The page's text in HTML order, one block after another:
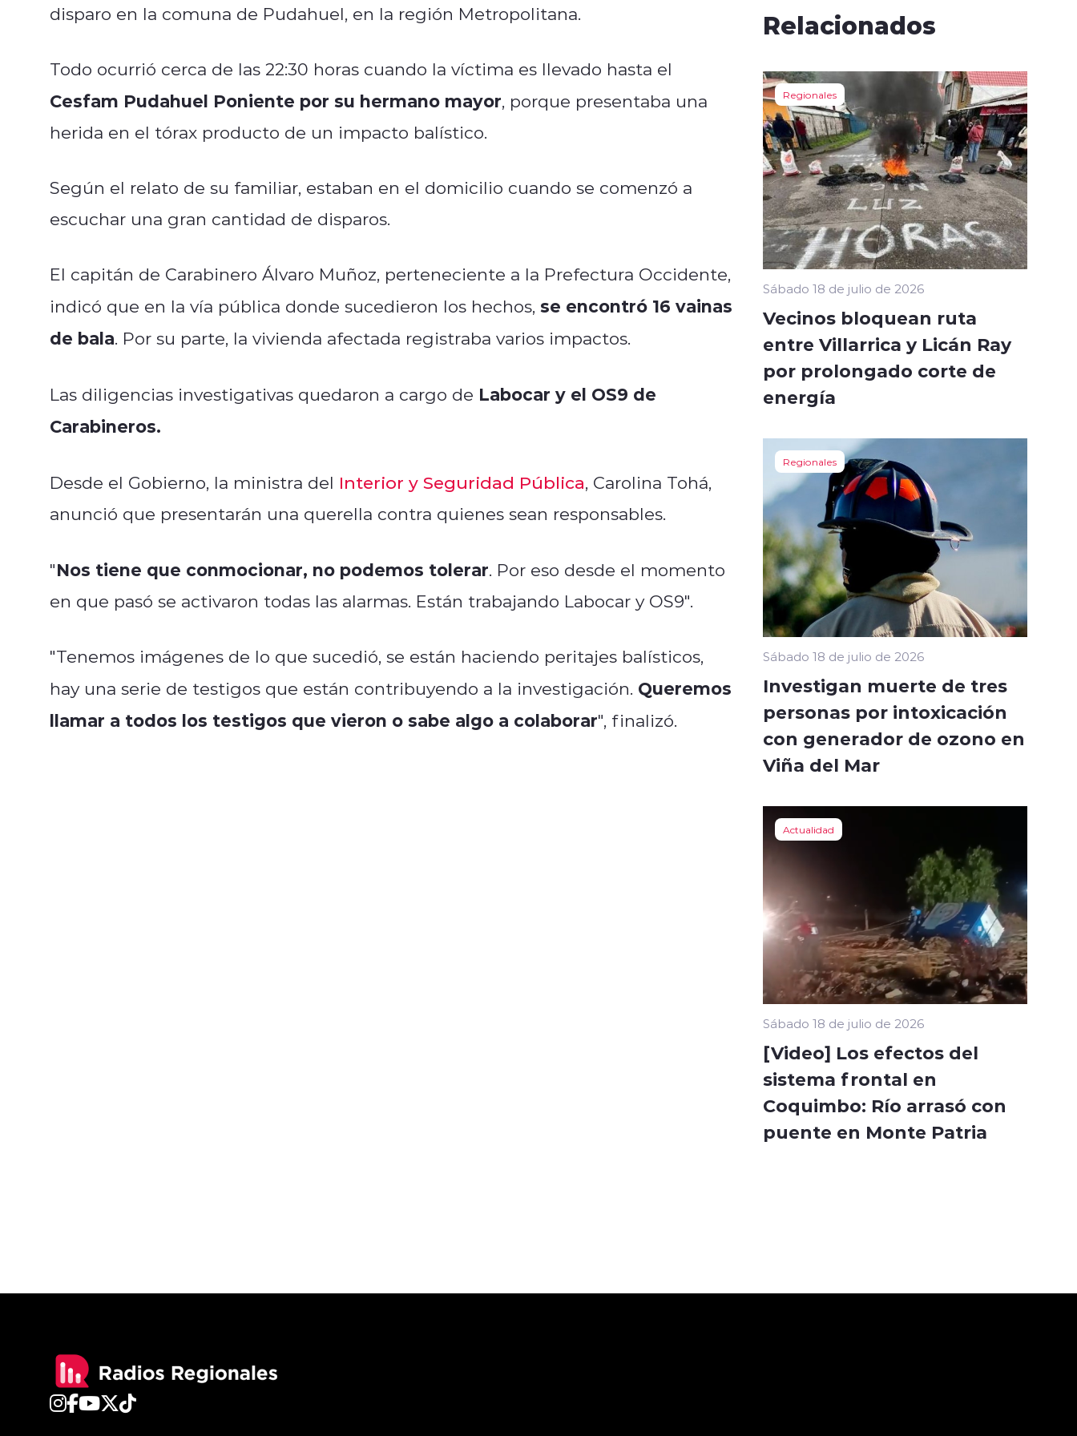
disparo en la comuna de Pudahuel, en la región Metropolitana.
Todo ocurrió cerca de las 22:30 horas cuando la víctima es llevado hasta el
Cesfam Pudahuel Poniente por su hermano mayor, porque presentaba una
herida en el tórax producto de un impacto balístico.
Según el relato de su familiar, estaban en el domicilio cuando se comenzó a
escuchar una gran cantidad de disparos.
El capitán de Carabinero Álvaro Muñoz, perteneciente a la Prefectura Occidente,
indicó que en la vía pública donde sucedieron los hechos, se encontró 16 vainas
de bala. Por su parte, la vivienda afectada registraba varios impactos.
Las diligencias investigativas quedaron a cargo de Labocar y el OS9 de
Carabineros.
Desde el Gobierno, la ministra del Interior y Seguridad Pública, Carolina Tohá,
anunció que presentarán una querella contra quienes sean responsables.
"Nos tiene que conmocionar, no podemos tolerar. Por eso desde el momento
en que pasó se activaron todas las alarmas. Están trabajando Labocar y OS9".
"Tenemos imágenes de lo que sucedió, se están haciendo peritajes balísticos,
hay una serie de testigos que están contribuyendo a la investigación. Queremos
llamar a todos los testigos que vieron o sabe algo a colaborar", finalizó.
Relacionados
Regionales
Sábado 18 de julio de 2026
Vecinos bloquean ruta
entre Villarrica y Licán Ray
por prolongado corte de
energía
Regionales
Sábado 18 de julio de 2026
Investigan muerte de tres
personas por intoxicación
con generador de ozono en
Viña del Mar
Actualidad
Sábado 18 de julio de 2026
[Video] Los efectos del
sistema frontal en
Coquimbo: Río arrasó con
puente en Monte Patria